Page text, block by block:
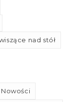
nad stół
Nowości